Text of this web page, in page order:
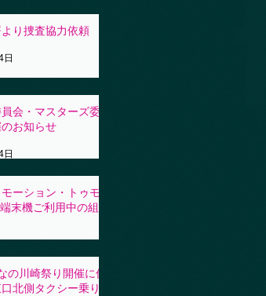
り捜査協力依頼
日
会・マスターズ委
お知らせ
日
ーション・トゥモ
末機ご利用中の組
の川崎祭り開催に伴
北側タクシー乗り